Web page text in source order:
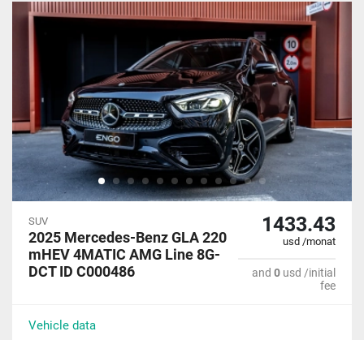
SUV
2025 Mercedes-Benz GLA 220
mHEV 4MATIC AMG Line 8G-
DCT ID C000486
1433.43
usd /monat
and 0 usd /initial
fee
Vehicle data